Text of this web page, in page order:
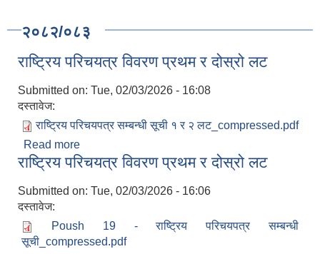
२०८२/०८३
राष्ट्रिय परिचयत्र विवरण प्रथम र दोस्रो लट
Submitted on: Tue, 02/03/2026 - 16:08
दस्तावेज:
राष्ट्रिय परिचयपत्र सम्बन्धी सूची १ र २ लट_compressed.pdf
Read more
राष्ट्रिय परिचयत्र विवरण प्रथम र दोस्रो लट
Submitted on: Tue, 02/03/2026 - 16:06
दस्तावेज:
Poush 19 - राष्ट्रिय परिचयपत्र सम्बन्धी
सूची_compressed.pdf